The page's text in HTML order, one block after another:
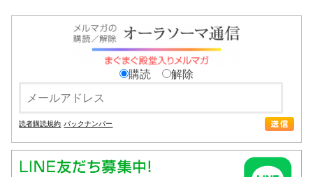
購読 解除
読者購読規約 バックナンバー